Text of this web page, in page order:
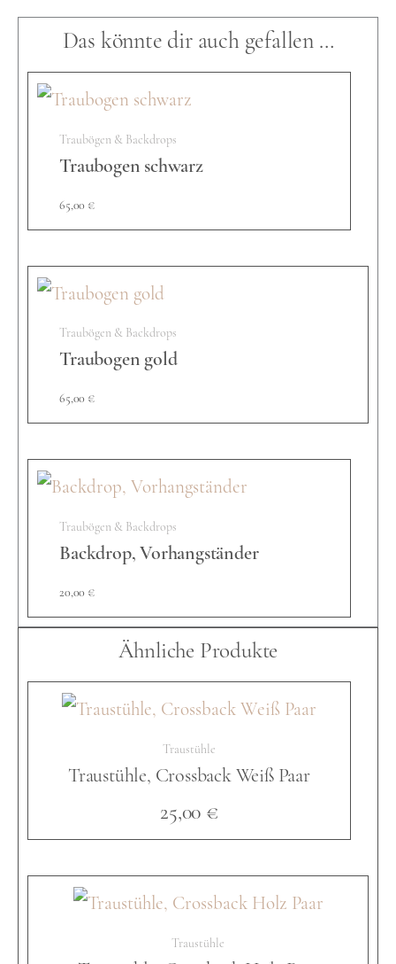
a
s
,
P
h
a
u
e
Das könnte dir auch gefallen …
Traubögen & Backdrops
Traubogen schwarz
65,00 €
Traubögen & Backdrops
Traubogen gold
65,00 €
Traubögen & Backdrops
Backdrop, Vorhangständer
20,00 €
Ähnliche Produkte
Traustühle
Traustühle, Crossback Weiß Paar
25,00 €
Traustühle